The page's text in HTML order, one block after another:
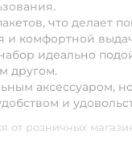
что делает
и комфортной
идеально
другом.
аксессуаром,
и
от розничных